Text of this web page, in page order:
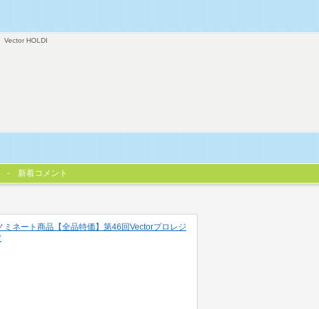
Vector HOLDI
新着コメント